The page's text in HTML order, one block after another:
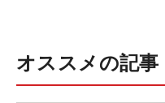
オススメの記事